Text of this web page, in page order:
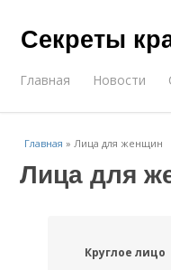
Секреты
Главная Новости
Главная »Лица для женщин
Лица для
Круглое лицо